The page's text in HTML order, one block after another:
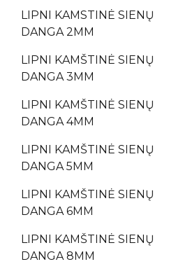
LIPNI KAMSTINĖ SIENŲ
DANGA 2MM
LIPNI KAMŠTINĖ SIENŲ
DANGA 3MM
LIPNI KAMŠTINĖ SIENŲ
DANGA 4MM
LIPNI KAMŠTINĖ SIENŲ
DANGA 5MM
LIPNI KAMŠTINĖ SIENŲ
DANGA 6MM
LIPNI KAMŠTINĖ SIENŲ
DANGA 8MM